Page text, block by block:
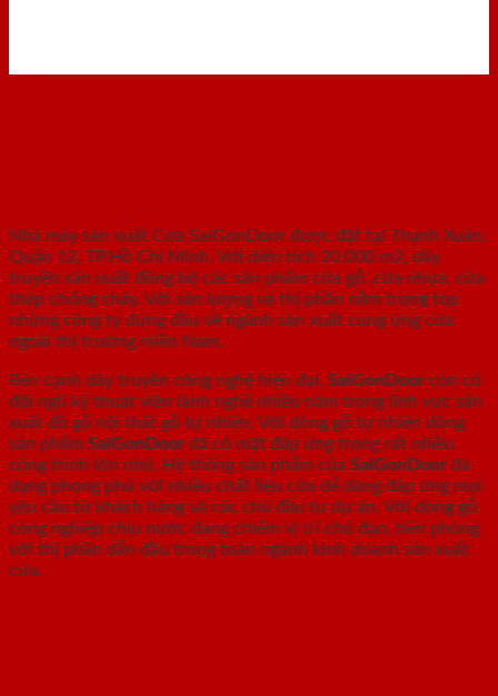
Nhà máy sản xuất Cửa SaiGonDoor được đặt tại Thạnh Xuân,
Quận 12, TP.Hồ Chí Minh. Với diện tích 20.000 m2, dây
truyền sản xuất đồng bộ các sản phẩm cửa gỗ ,cửa nhựa, cửa
thép chống cháy. Với sản lượng và thị phần nằm trong top
những công ty đứng đầu về ngành sản xuất cung ứng cửa
ngoài thị trường miền Nam.
Bên cạnh dây truyền công nghệ hiện đại, SaiGonDoor còn có
đội ngũ kỹ thuật viên lành nghề nhiều năm trong lĩnh vực sản
xuất đồ gỗ nội thất gỗ tự nhiên. Với dòng gỗ tự nhiên dòng
sản phẩm SaiGonDoor đã có mặt đáp ứng trong rất nhiều
công trình lớn nhỏ. Hệ thống sản phẩm của SaiGonDoor đa
dạng phong phú với nhiều chất liệu cửa dễ dàng đáp ứng mọi
yêu cầu từ khách hàng và các chủ đầu tư dự án. Với dòng gỗ
công nghiệp chịu nước đang chiếm vị trí chủ đạo, tiên phong
với thị phần dẫn đầu trong toàn ngành kinh doanh sản xuất
cửa.